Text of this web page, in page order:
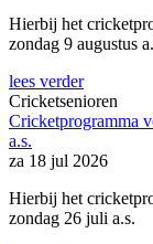
Hierbij het
zondag 9 augustus
lees verder
Cricketsenioren
Cricketprogramma
a.s.
za 18 jul 2026
Hierbij het
zondag 26 juli a.s.